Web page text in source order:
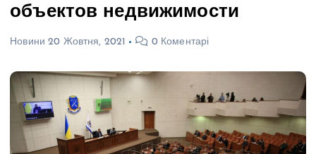
объектов недвижимости
Новини 20 Жовтня, 2021 0 Коментарі